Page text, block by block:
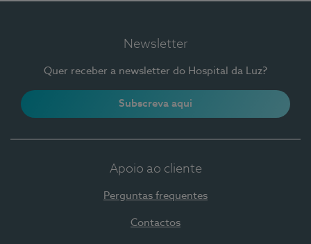
Newsletter
Quer receber a newsletter do Hospital da Luz?
Subscreva aqui
Apoio ao cliente
Perguntas frequentes
Contactos